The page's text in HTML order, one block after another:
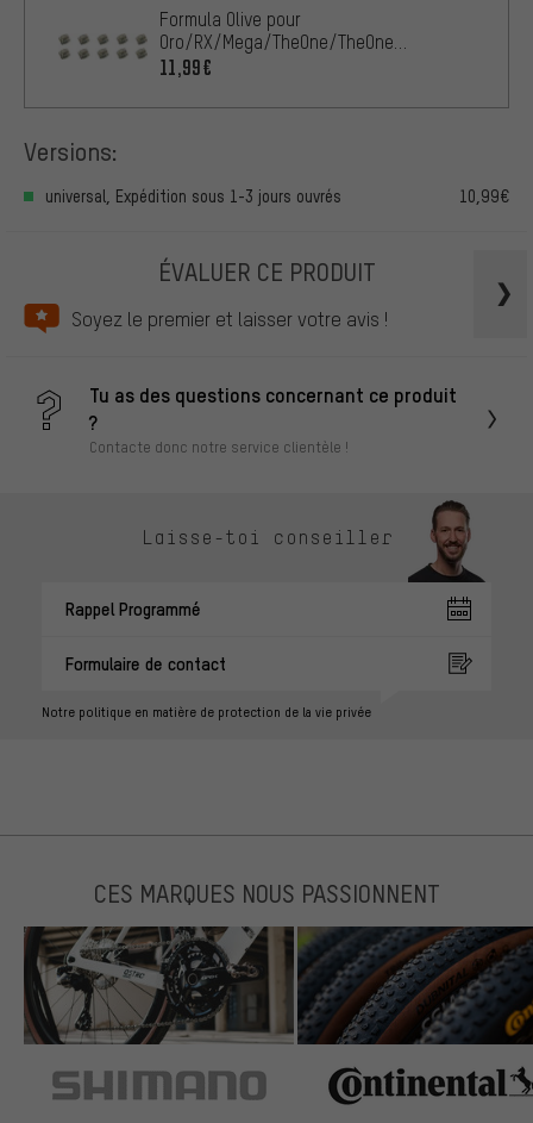
Formula Olive pour
Oro/RX/Mega/TheOne/TheOne
FR/R1R/RO/C1
11,99€
Versions:
universal, Expédition sous 1-3 jours ouvrés 10,99€
ÉVALUER CE PRODUIT
Soyez le premier et laisser votre avis !
Tu as des questions concernant ce produit
?
Contacte donc notre service clientèle !
Laisse-toi conseiller
Rappel Programmé
Formulaire de contact
Notre politique en matière de protection de la vie privée
CES MARQUES NOUS PASSIONNENT